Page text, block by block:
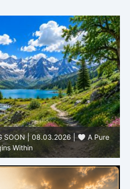
SOON | 08.03.2026 |
A Pure
Within